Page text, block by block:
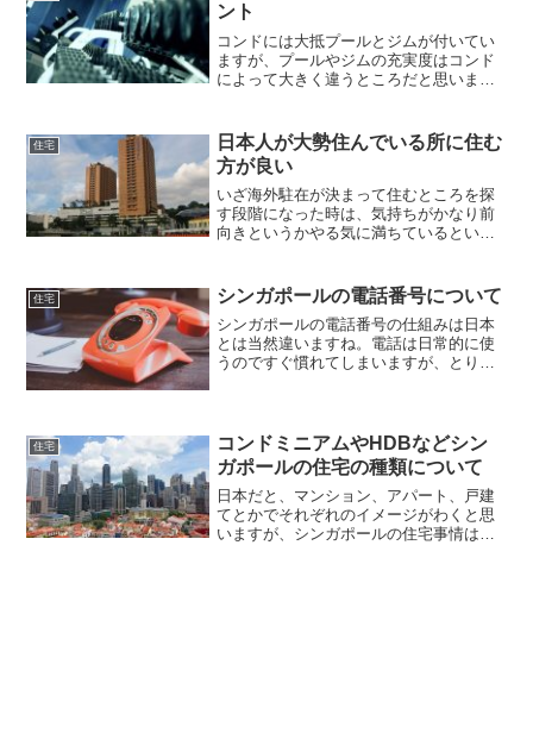
ント
コンドには大抵プールとジムが付いてい
ますが、プールやジムの充実度はコンド
によって大きく違うところだと思いま
く使うのでコンドを選ぶ重要なポイント
です。器具が充実度している...
住宅
日本人が大勢住んでいる所に住む
方が良い
いざ海外駐在が決まって住むところを探
す段階になった時は、気持ちがかなり前
向きというかやる気に満ちているという
のこと現地に溶け込んで生活したいとか
思ったりしますよね。単身...
住宅 シンガポールの電話番号について
シンガポールの電話番号の仕組みは日本
とは当然違いますね。電話は日常的に使
うのですぐ慣れてしまいますが、とりあ
ンガポール自体が一つの...
住宅
コンドミニアムやHDBなどシン
ガポールの住宅の種類について
日本だと、マンション、アパート、戸建
てとかでそれぞれのイメージがわくと思
いますが、シンガポールの住宅事情は日